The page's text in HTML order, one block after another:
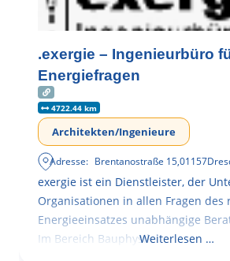
.exergie – Ingenieurbüro
Energiefragen
4722.44 km
Architekten/Ingenieure
Adresse: Brentanostraße 15,01157
exergie ist ein Dienstleister, der
Organisationen in allen Fragen des
Energieeinsatzes unabhängige
Im Bereich BauphysikWeiterlesen …